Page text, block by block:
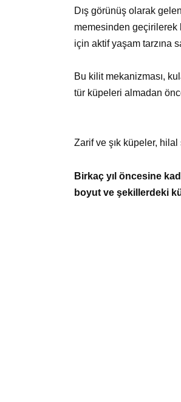
Dış görünüş olarak
memesinden geçirilerek
için aktif yaşam tarzına
Bu kilit mekanizması,
tür küpeleri almadan
Zarif ve şık küpeler,
Birkaç yıl öncesine
boyut ve şekillerdeki